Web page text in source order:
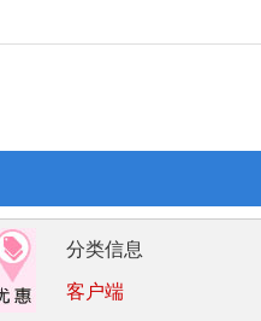
分类信息
客户端